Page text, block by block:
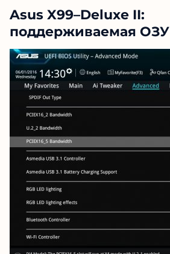
Asus X99–Deluxe II:
поддерживаемая ОЗУ